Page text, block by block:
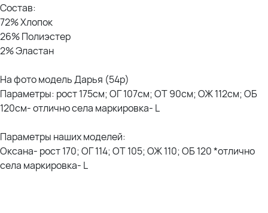
Состав:
72% Хлопок
26% Полиэстер
2% Эластан
На фото модель Дарья (54р)
Параметры: рост 175см; ОГ 107см; ОТ 90см; ОЖ 112см; ОБ
120см- отлично села маркировка- L
Параметры наших моделей:
Оксана- рост 170; ОГ 114; ОТ 105; ОЖ 110; ОБ 120 *отлично
села маркировка- L